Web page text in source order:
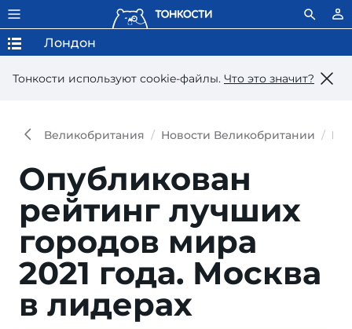
Тонкости используют сookie-файлы. Что это значит?
Лондон
Великобритания Новости Великобритании
Опубликован
рейтинг лучших
городов мира
2021 года. Москва
в лидерах